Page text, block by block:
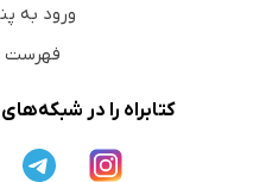
ورود به
فهرست
کتابراه را در